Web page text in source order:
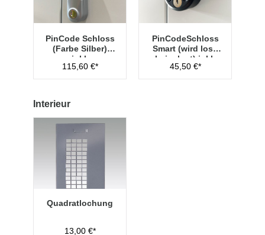
PinCode Schloss
(Farbe Silber)
inkl.
Hauptschlüssel
Typ 1
115,60 €*
PinCodeSchloss
Smart (wird lose
beigelegt) inkl.
Managementschl
üssel
45,50 €*
Interieur
Quadratlochung
13,00 €*